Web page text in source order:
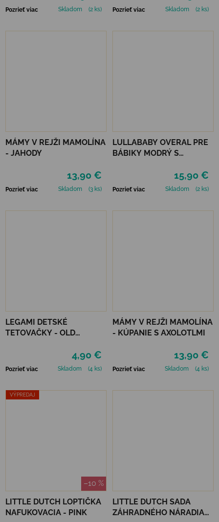
Pozrieť viac Skladom (2 ks) Pozrieť viac Skladom (2 ks)
MÁMY V REJŽI MAMOLÍNA
- JAHODY
13,90 €
Pozrieť viac Skladom (3 ks)
LULLABABY OVERAL PRE
BÁBIKY MODRÝ S
15,90 €
Pozrieť viac Skladom (2 ks)
LEGAMI DETSKÉ
TETOVAČKY - OLD
4,90 €
Pozrieť viac Skladom (4 ks)
MÁMY V REJŽI MAMOLÍNA
- KÚPANIE S AXOLOTLMI
13,90 €
Pozrieť viac Skladom (4 ks)
VÝPREDAJ
–10 %
LITTLE DUTCH LOPTIČKA
NAFUKOVACIA - PINK
LITTLE DUTCH SADA
ZÁHRADNÉHO NÁRADIA